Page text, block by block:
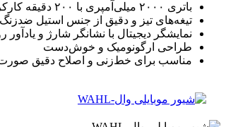
باتری ۲۰۰۰ میلی‌آمپری با ۲۰۰ دقیقه کارکرد مداوم
تیغه‌های تیز و دقیق از جنس استیل ضدزنگ
نمایشگر دیجیتال با نشانگر شارژ و یادآور
طراحی ارگونومیک و خوش‌دست
مناسب برای خط‌زنی و اصلاح دقیق